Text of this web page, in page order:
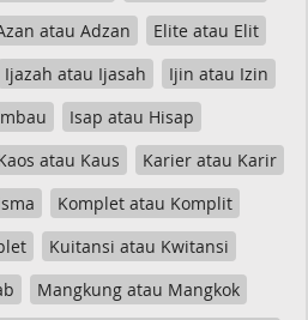
atau Adzan
Elite atau Elit
Ijazah atau Ijasah
Ijin atau Izin
Isap atau Hisap
atau Kaus
Karier atau Karir
Komplet atau Komplit
Kuitansi atau Kwitansi
Mangkung atau Mangkok